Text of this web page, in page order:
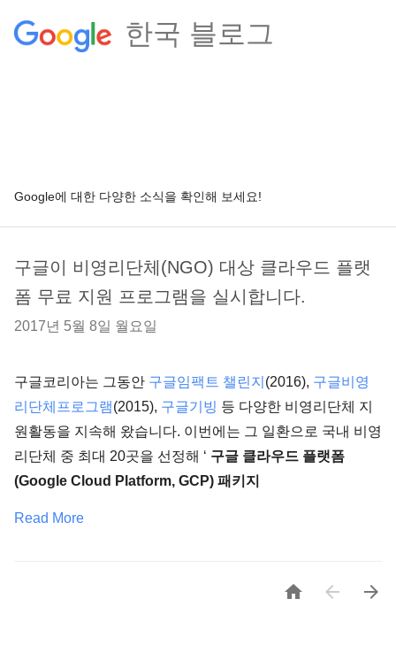
한국 블로그
Google에 대한 다양한 소식을 확인해 보세요!
구글이 비영리단체(NGO) 대상 클라우드 플랫
폼 무료 지원 프로그램을 실시합니다.
2017년 5월 8일 월요일
구글코리아는 그동안 구글임팩트 챌린지 (2016), 구글비영
리단체프로그램(2015), 구글기빙 등 다양한 비영리단체 지
원활동을 지속해 왔습니다. 이번에는 그 일환으로 국내 비영
리단체 중 최대 20곳을 선정해 ‘ 구글 클라우드 플랫폼
(Google Cloud Platform, GCP) 패키지
Read More
  